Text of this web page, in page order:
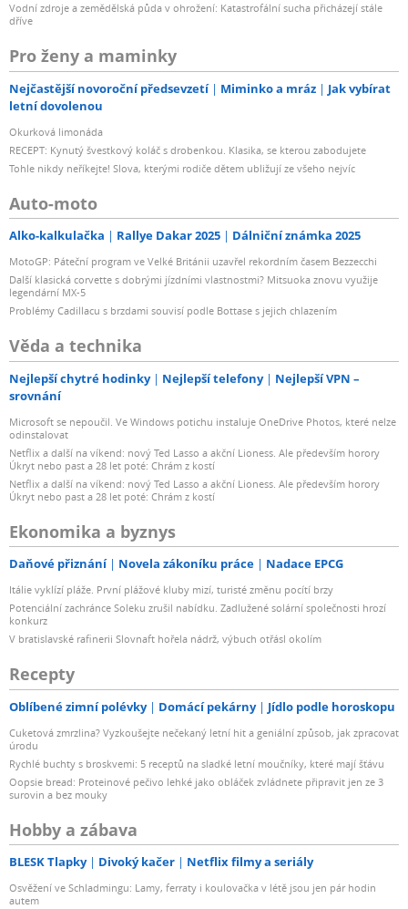
Vodní zdroje a zemědělská půda v ohrožení: Katastrofální sucha přicházejí stále
dříve
Pro ženy a maminky
Nejčastější novoroční předsevzetí Miminko a mráz
Jak vybírat
letní dovolenou
Okurková limonáda
RECEPT: Kynutý švestkový koláč s drobenkou. Klasika, se kterou zabodujete
Tohle nikdy neříkejte! Slova, kterými rodiče dětem ubližují ze všeho nejvíc
Auto-moto
Alko-kalkulačka Rallye Dakar 2025 Dálniční známka 2025
MotoGP: Páteční program ve Velké Británii uzavřel rekordním časem Bezzecchi
Další klasická corvette s dobrými jízdními vlastnostmi? Mitsuoka znovu využije
legendární MX-5
Problémy Cadillacu s brzdami souvisí podle Bottase s jejich chlazením
Věda a technika
Nejlepší chytré hodinky Nejlepší telefony
Nejlepší VPN –
srovnání
Microsoft se nepoučil. Ve Windows potichu instaluje OneDrive Photos, které nelze
odinstalovat
Netflix a další na víkend: nový Ted Lasso a akční Lioness. Ale především horory
Úkryt nebo past a 28 let poté: Chrám z kostí
Netflix a další na víkend: nový Ted Lasso a akční Lioness. Ale především horory
Úkryt nebo past a 28 let poté: Chrám z kostí
Ekonomika a byznys
Daňové přiznání Novela zákoníku práce Nadace EPCG
Itálie vyklízí pláže. První plážové kluby mizí, turisté změnu pocítí brzy
Potenciální zachránce Soleku zrušil nabídku. Zadlužené solární společnosti hrozí
konkurz
V bratislavské rafinerii Slovnaft hořela nádrž, výbuch otřásl okolím
Recepty
Oblíbené zimní polévky Domácí pekárny Jídlo podle horoskopu
Cuketová zmrzlina? Vyzkoušejte nečekaný letní hit a geniální způsob, jak zpracovat
úrodu
Rychlé buchty s broskvemi: 5 receptů na sladké letní moučníky, které mají šťávu
Oopsie bread: Proteinové pečivo lehké jako obláček zvládnete připravit jen ze 3
surovin a bez mouky
Hobby a zábava
BLESK Tlapky Divoký kačer Netflix filmy a seriály
Osvěžení ve Schladmingu: Lamy, ferraty i koulovačka v létě jsou jen pár hodin
autem